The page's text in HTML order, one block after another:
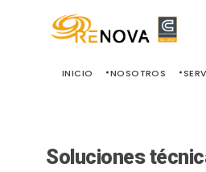
INICIO NOSOTROS
Soluciones